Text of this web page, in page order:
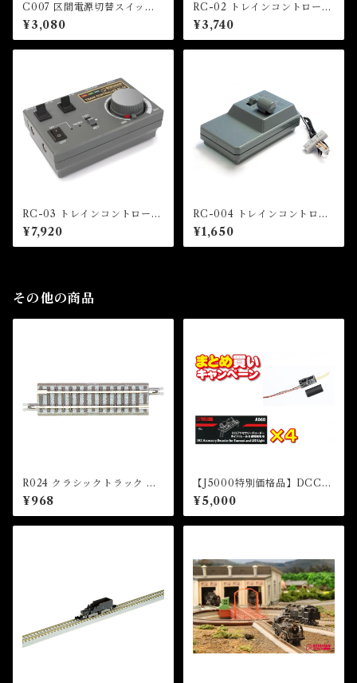
C007 区間電源切替スイッチ
(BLOCK POWER CHANG
E SWITCH)
¥3,080
RC-02 トレインコントローラ
ーRC-02（TRAIN CONTR
OLLER RC-02）
¥3,740
RC-03 トレインコントローラ
ーRC-03（TRAIN CONTR
OLLER RC-03）
¥7,920
RC-004 トレインコントロー
ラーRC-004（TRAIN CON
TROLLER RC-004）
¥1,650
その他の商品
R024 クラシックトラック 直
線レール 55mm(2本入) (CLA
SSIC TRACK Straight Trac
k 55mm x 2 pcs (With Pow
¥968
【J5000特別価格品】DCCチ
ャレンジセットC(DCC Acce
ssory Decoder for Turnou
t 4pcs set)
¥5,000